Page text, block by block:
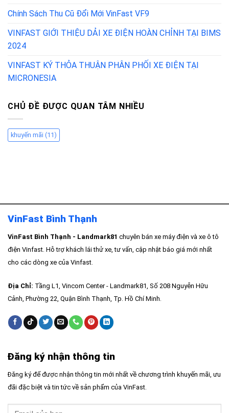
Chính Sách Thu Cũ Đổi Mới VinFast VF9
VINFAST GIỚI THIỆU DẢI XE ĐIỆN HOÀN CHỈNH TẠI BIMS
2024
VINFAST KÝ THỎA THUẬN PHÂN PHỐI XE ĐIỆN TẠI
MICRONESIA
CHỦ ĐỀ ĐƯỢC QUAN TÂM NHIỀU
khuyến mãi (11)
VinFast Bình Thạnh
VinFast Bình Thạnh - Landmark81 chuyên bán xe máy điện và xe ô tô
điện Vinfast. Hỗ trợ khách lái thử xe, tư vấn, cập nhật báo giá mới nhất
cho các dòng xe của Vinfast.
Địa Chỉ: Tầng L1, Vincom Center - Landmark81, Số 208 Nguyễn Hữu
Cảnh, Phường 22, Quận Bình Thạnh, Tp. Hồ Chí Minh.
Đăng ký nhận thông tin
Đăng ký để được nhận thông tin mới nhất về chương trình khuyến mãi, ưu
đãi đặc biệt và tin tức về sản phẩm của VinFast.